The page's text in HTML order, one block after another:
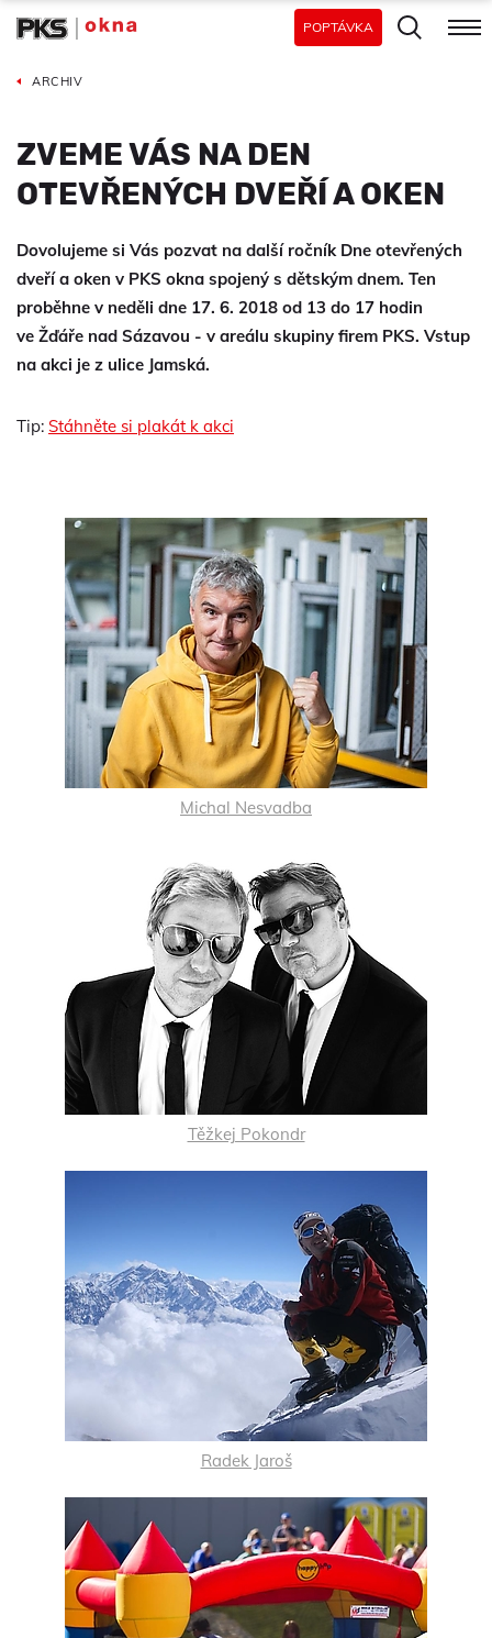
POPTÁVKA
ARCHIV
ZVEME VÁS NA DEN
OTEVŘENÝCH DVEŘÍ A OKEN
Dovolujeme si Vás pozvat na další ročník Dne otevřených
dveří a oken v PKS okna spojený s dětským dnem. Ten
proběhne v neděli dne 17. 6. 2018 od 13 do 17 hodin
ve Žďáře nad Sázavou - v areálu skupiny firem PKS. Vstup
na akci je z ulice Jamská.
Tip: Stáhněte si plakát k akci
Michal Nesvadba
Těžkej Pokondr
Radek Jaroš